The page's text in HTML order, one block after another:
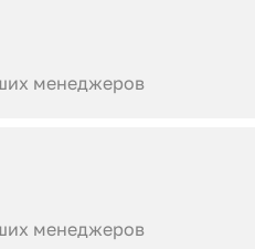
менеджеров
менеджеров